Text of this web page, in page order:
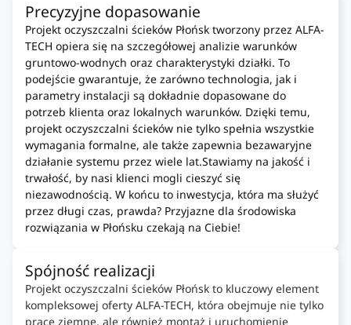
Precyzyjne dopasowanie
Projekt oczyszczalni ścieków Płońsk tworzony przez ALFA-
TECH opiera się na szczegółowej analizie warunków
gruntowo-wodnych oraz charakterystyki działki. To
podejście gwarantuje, że zarówno technologia, jak i
parametry instalacji są dokładnie dopasowane do
potrzeb klienta oraz lokalnych warunków. Dzięki temu,
projekt oczyszczalni ścieków nie tylko spełnia wszystkie
wymagania formalne, ale także zapewnia bezawaryjne
działanie systemu przez wiele lat.Stawiamy na jakość i
trwałość, by nasi klienci mogli cieszyć się
niezawodnością. W końcu to inwestycja, która ma służyć
przez długi czas, prawda? Przyjazne dla środowiska
rozwiązania w Płońsku czekają na Ciebie!
Spójność realizacji
Projekt oczyszczalni ścieków Płońsk to kluczowy element
kompleksowej oferty ALFA-TECH, która obejmuje nie tylko
prace ziemne, ale również montaż i uruchomienie